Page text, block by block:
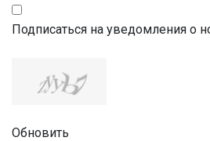
Подписаться на уведомления о
Обновить